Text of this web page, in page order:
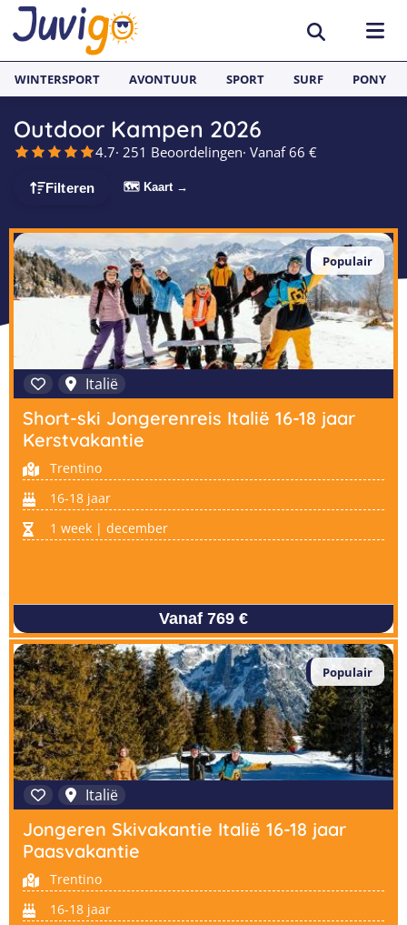
BESTEMMINGEN
België
Duitsland
Zweden
Portugal
Frankrijk
Italië
Malta
Nederland
Buitenland
SURFKAMPEN
Surfkampen België
Surfkampen Frankrijk
Surfkampen Spanje
Surfkampen Portugal
Surfkampen Nederland
Surfkampen Sri Lanka
Surfkampen Buitenland
Surfkampen 18+
TAALVAKANTIES
Alle Juvigo Taalreizen
Taalvakanties Frans
Taalvakanties Engels
Taalvakanties Spaans
Taalvakanties Nederlands
Taalvakanties Duits
Taalvakanties Italiaans
GROEPSREIZEN
Jongeren
Jongvolwassenen
Volwassenen
WINTERSPORT AVONTUUR SPORT SURF PONY
Outdoor Kampen 2026
4.7· 251 Beoordelingen· Vanaf 66 €
Filteren 🗺 Kaart →
Populair
Italië
Short-ski Jongerenreis Italië 16-18 jaar
Kerstvakantie
Trentino
16-18 jaar
1 week | december
Vanaf 769 €
Populair
Italië
Jongeren Skivakantie Italië 16-18 jaar
Paasvakantie
Trentino
16-18 jaar